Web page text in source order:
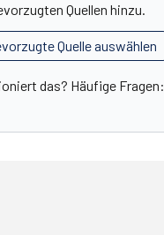
Quellen hinzu.
Quelle auswählen
das? Häufige Fragen: